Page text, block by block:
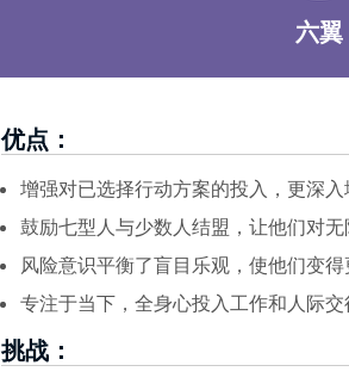
六翼
优点：
增强对已选择行动方案的投入，更深
鼓励七型人与少数人结盟，让他们对
风险意识平衡了盲目乐观，使他们变
专注于当下，全身心投入工作和人际交
挑战：